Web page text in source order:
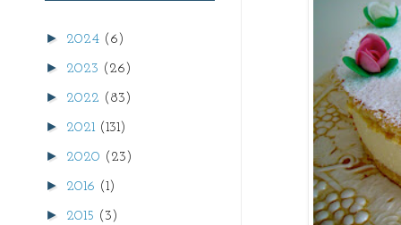
► 2024 (6)
► 2023 (26)
► 2022 (83)
► 2021 (131)
► 2020 (23)
► 2016 (1)
► 2015 (3)